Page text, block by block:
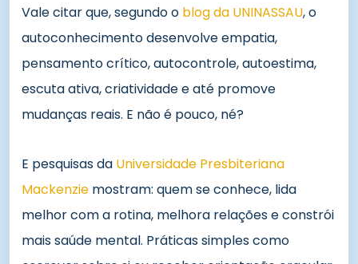
Vale citar que, segundo o blog da UNINASSAU, o
autoconhecimento desenvolve empatia,
pensamento crítico, autocontrole, autoestima,
escuta ativa, criatividade e até promove
mudanças reais. E não é pouco, né?
E pesquisas da Universidade Presbiteriana
Mackenzie mostram: quem se conhece, lida
melhor com a rotina, melhora relações e constrói
mais saúde mental. Práticas simples como